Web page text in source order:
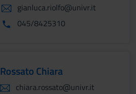
gianluca.riolfo@univr.it
045/8425310
Rossato Chiara
chiara.rossato@univr.it